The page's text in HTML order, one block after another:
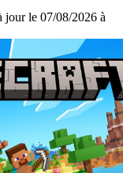
jour le 07/08/2026 à